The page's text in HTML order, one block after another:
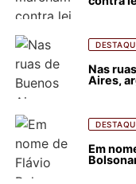
Nas
Aires,
Em